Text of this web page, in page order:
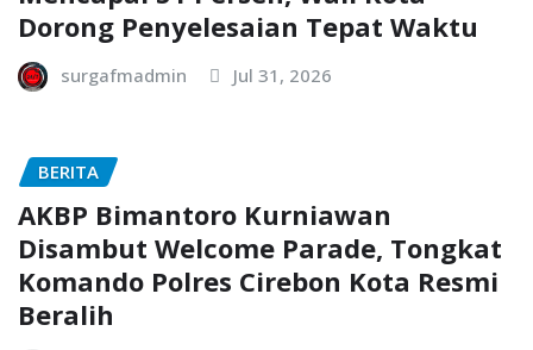
Dorong Penyelesaian Tepat Waktu
surgafmadmin Jul 31, 2026
BERITA
AKBP Bimantoro Kurniawan
Disambut Welcome Parade, Tongkat
Komando Polres Cirebon Kota Resmi
Beralih